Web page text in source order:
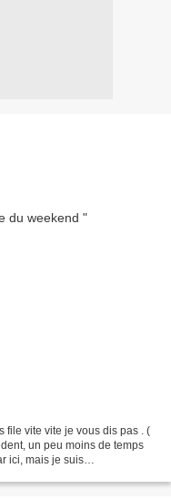
file vite vite je vous dis pas . (
un peu moins de temps
ici, mais je suis